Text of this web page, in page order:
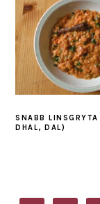
SNABB
DHAL, DAL)